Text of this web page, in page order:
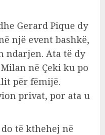
Gerard Pique dy
një event bashkë,
ndarjen. Ata të dy
në Çeki ku po
për fëmijë.
privat, por ata u
të kthehej në